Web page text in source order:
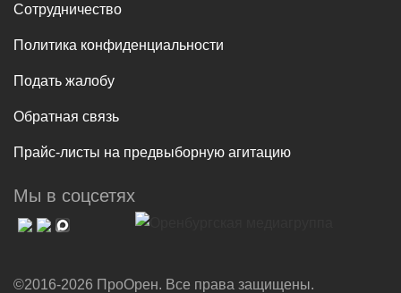
Сотрудничество
Политика конфиденциальности
Подать жалобу
Обратная связь
Прайс-листы на предвыборную агитацию
Мы в соцсетях
©2016-2026 ПроОрен. Все права защищены.